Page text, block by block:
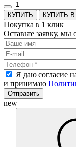
КУПИТЬ В
Покупка в 1 клик
Оставьте заявку,
Я даю согласие
и принимаю
Отправить
new